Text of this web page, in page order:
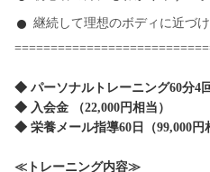
継続して理想のボディに近づけ
◆ パーソナルトレーニング60分4
◆ 入会金 （22,000円相当）
◆ 栄養メール指導60日（99,000円
≪トレーニング内容≫